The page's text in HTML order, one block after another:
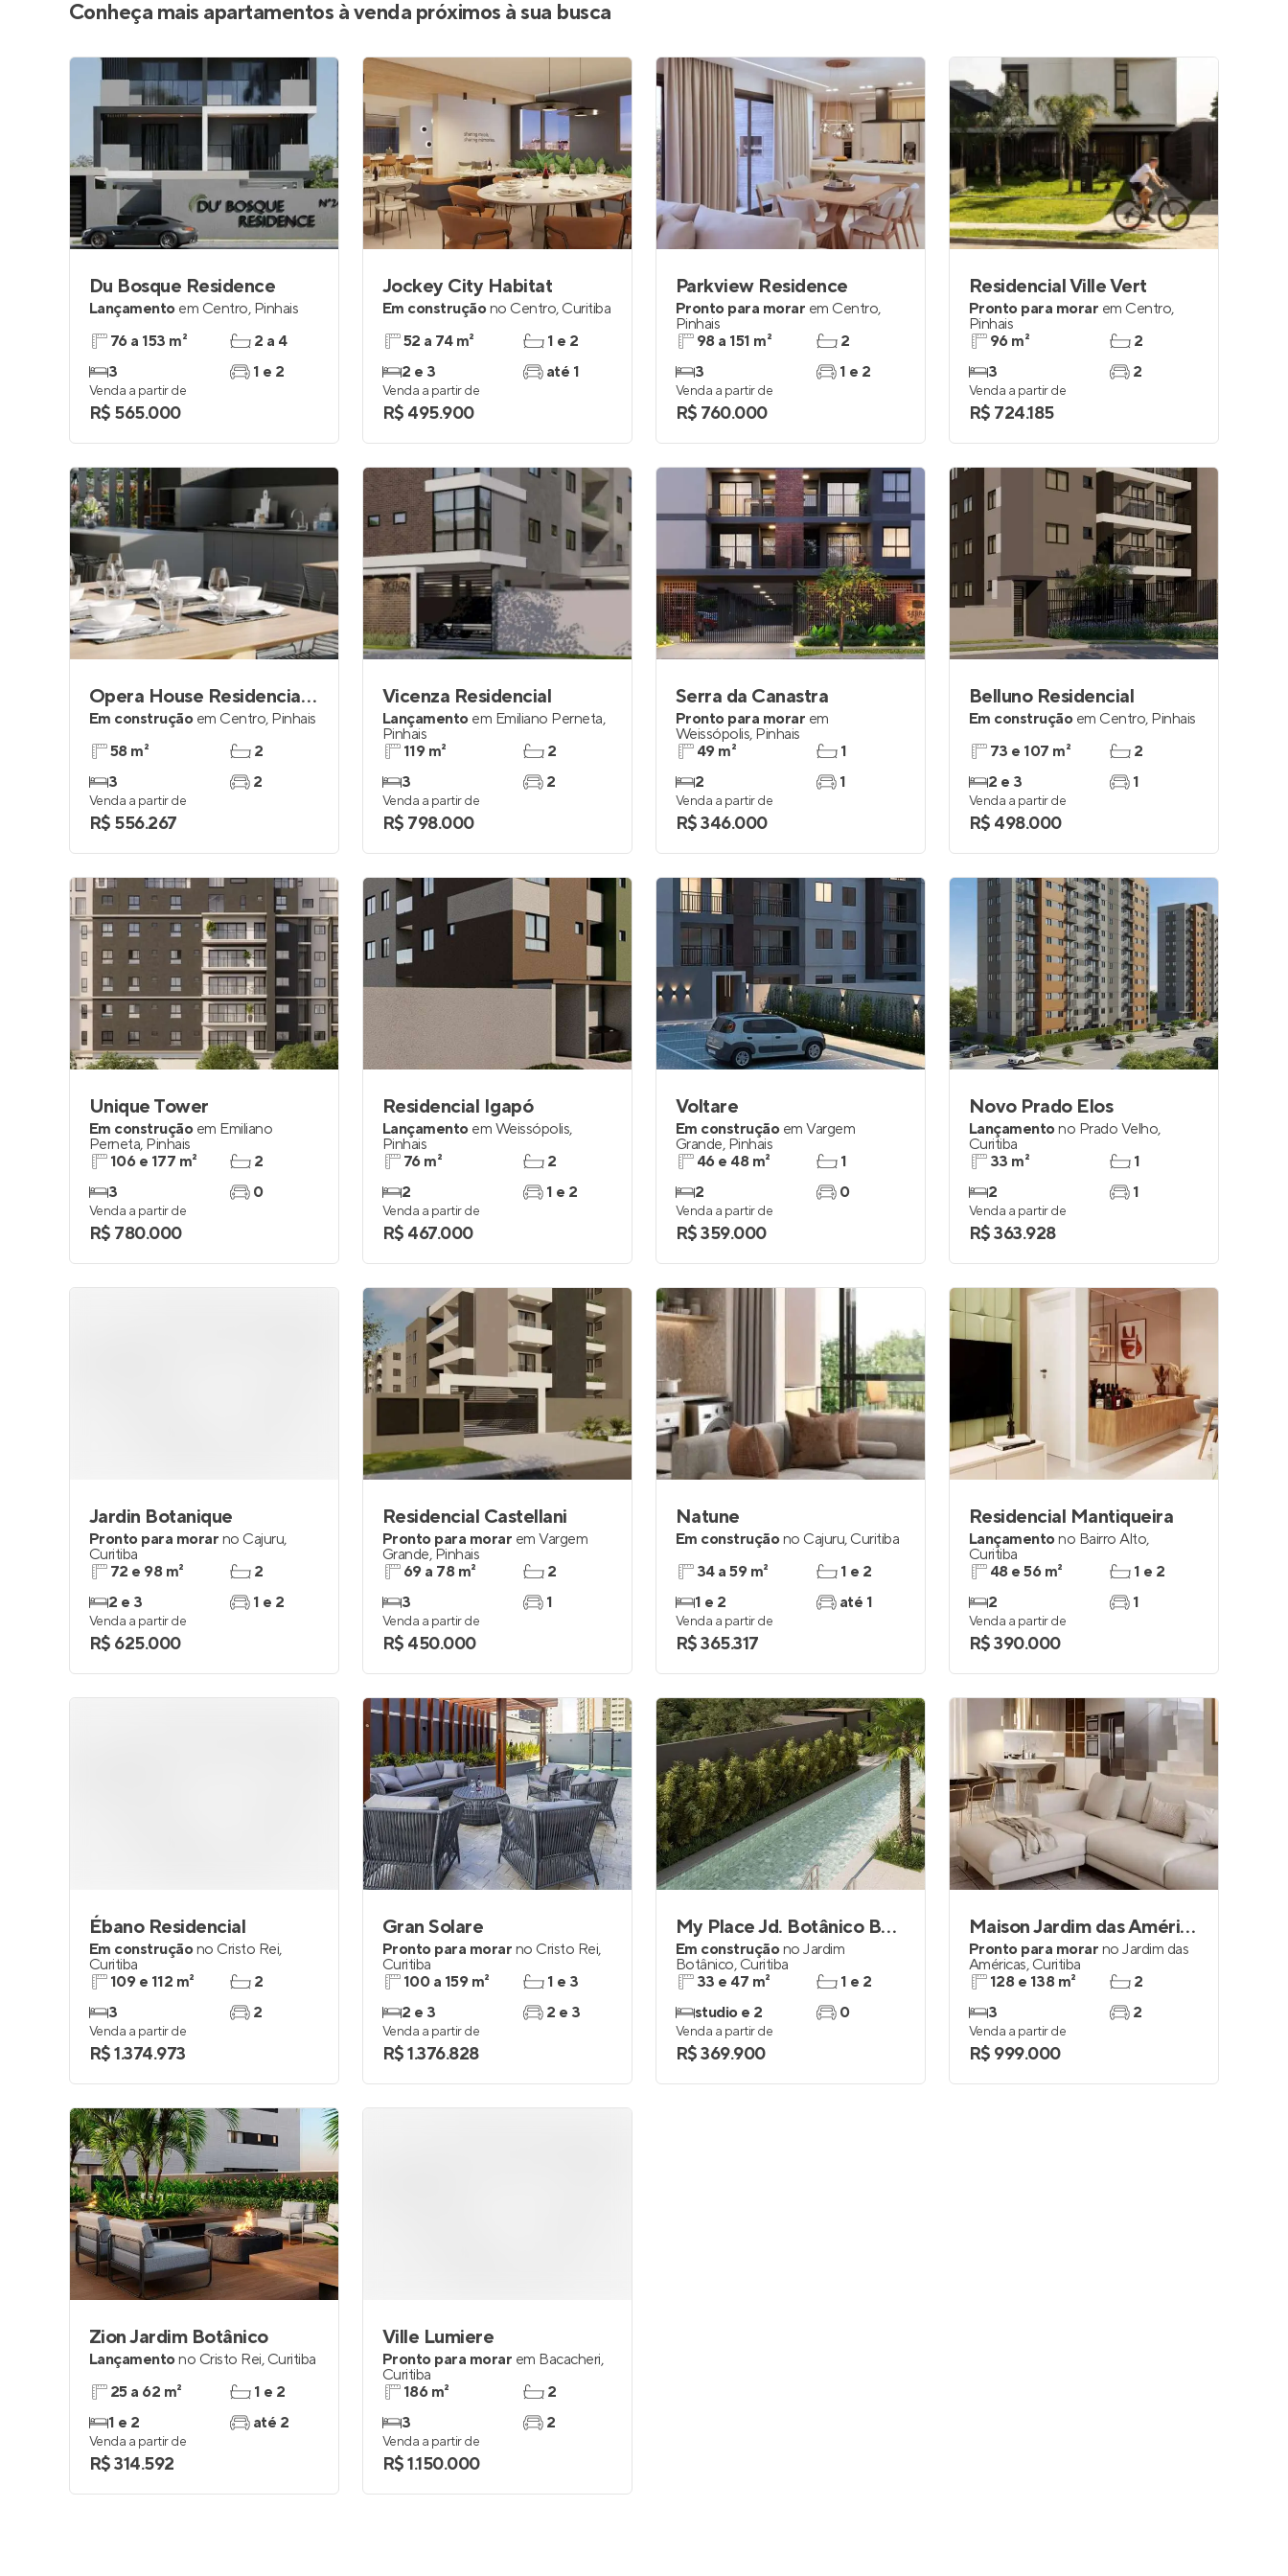
Conheça mais apartamentos à venda próximos à sua busca
Du Bosque Residence
Lançamento em Centro, Pinhais
76 a 153 m²
3
2 a 4
1 e 2
Venda a partir de
R$ 565.000
Jockey City Habitat
Em construçãono Centro, Curitiba
52 a 74 m²
2 e 3
1 e 2
até 1
Venda a partir de
R$ 495.900
Parkview Residence
Pronto para morar em Centro,
Pinhais
98 a 151 m²
3
2
1 e 2
Venda a partir de
R$ 760.000
Residencial Ville Vert
Pronto para morar em Centro,
Pinhais
96 m²
3
2
2
Venda a partir de
R$ 724.185
Opera House Residencial - Centro
Em construção em Centro, Pinhais
58 m²
3
2
2
Venda a partir de
R$ 556.267
Vicenza Residencial
Lançamento em Emiliano Perneta,
Pinhais
119 m²
3
2
2
Venda a partir de
R$ 798.000
Serra da Canastra
Pronto para morar em
Weissópolis, Pinhais
49 m²
2
1
1
Venda a partir de
R$ 346.000
Belluno Residencial
Em construção em Centro, Pinhais
73 e 107 m²
2 e 3
2
1
Venda a partir de
R$ 498.000
Unique Tower
Em construção em Emiliano
Perneta, Pinhais
106 e 177 m²
3
2
0
Venda a partir de
R$ 780.000
Residencial Igapó
Lançamento em Weissópolis,
Pinhais
76 m²
2
2
1 e 2
Venda a partir de
R$ 467.000
Voltare
Em construção em Vargem
Grande, Pinhais
46 e 48 m²
2
1
0
Venda a partir de
R$ 359.000
Novo Prado Elos
Lançamentono Prado Velho,
Curitiba
33 m²
2
1
1
Venda a partir de
R$ 363.928
Jardin Botanique
Pronto para morar no Cajuru,
Curitiba
72 e 98 m²
2 e 3
2
1 e 2
Venda a partir de
R$ 625.000
Residencial Castellani
Pronto para morar em Vargem
Grande, Pinhais
69 a 78 m²
3
2
1
Venda a partir de
R$ 450.000
Natune
Em construçãono Cajuru, Curitiba
34 a 59 m²
1 e 2
1 e 2
até 1
Venda a partir de
R$ 365.317
Residencial Mantiqueira
Lançamentono Bairro Alto,
Curitiba
48 e 56 m²
2
1 e 2
1
Venda a partir de
R$ 390.000
Ébano Residencial
Em construçãono Cristo Rei,
Curitiba
109 e 112 m²
3
2
2
Venda a partir de
R$ 1.374.973
Gran Solare
Pronto para morar no Cristo Rei,
Curitiba
100 a 159 m²
2 e 3
1 e 3
2 e 3
Venda a partir de
R$ 1.376.828
My Place Jd. Botânico By Helbor
Em construçãono Jardim
Botânico, Curitiba
33 e 47 m²
studio e 2
1 e 2
0
Venda a partir de
R$ 369.900
Maison Jardim das Américas
Pronto para morar no Jardim das
Américas, Curitiba
128 e 138 m²
3
2
2
Venda a partir de
R$ 999.000
Zion Jardim Botânico
Lançamentono Cristo Rei, Curitiba
25 a 62 m²
1 e 2
1 e 2
até 2
Venda a partir de
R$ 314.592
Ville Lumiere
Pronto para morar em Bacacheri,
Curitiba
186 m²
3
2
2
Venda a partir de
R$ 1.150.000